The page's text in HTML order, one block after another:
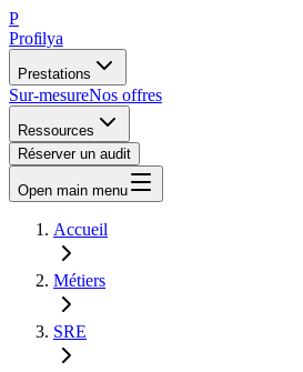
P
Profilya
Prestations
Sur-mesureNos offres
Ressources
Réserver un audit
Open main menu
Accueil
Métiers
SRE